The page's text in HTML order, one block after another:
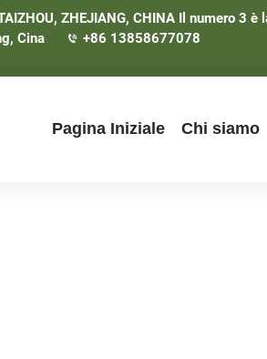
ZHEJIANG, CHINA Il numero 3 è
Cina
+86 13858677078
Pagina Iniziale Chi siamo